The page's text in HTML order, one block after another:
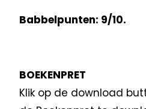
Babbelpunten: 9/10.
BOEKENPRET
Klik op de download